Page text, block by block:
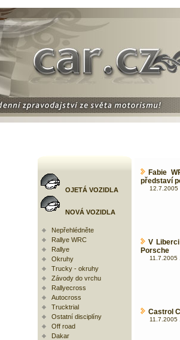
OJETÁ VOZIDLA
NOVÁ VOZIDLA
Nepřehlédněte
Rallye WRC
Rallye
Okruhy
Trucky - okruhy
Závody do vrchu
Rallyecross
Autocross
Trucktrial
Ostatní disciplíny
Off road
Dakar
Fabie
představí
12.7.2005
V
Porsche
11.7.2005
Castrol
11.7.2005